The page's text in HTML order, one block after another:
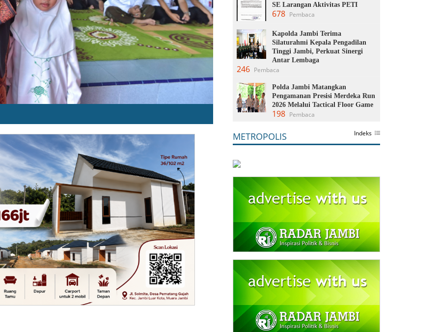
SE Larangan Aktivitas PETI
678 Pembaca
Kapolda Jambi Terima
Silaturahmi Kepala Pengadilan
Tinggi Jambi, Perkuat Sinergi
Antar Lembaga
246 Pembaca
Polda Jambi Matangkan
Pengamanan Presisi Merdeka Run
2026 Melalui Tactical Floor Game
198 Pembaca
METROPOLIS Indeks